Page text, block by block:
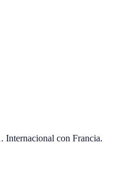
. Internacional con Francia.